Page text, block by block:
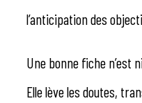
l’anticipation des
Une bonne fiche n’est
Elle lève les doutes,